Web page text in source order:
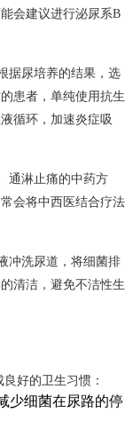
会建议进行泌尿系B
据尿培养的结果，选
患者，单纯使用抗生
循环，加速炎症吸
通淋止痛的中药方
会将中西医结合疗法
冲洗尿道，将细菌排
清洁，避免不洁性生
好的卫生习惯：
少细菌在尿路的停